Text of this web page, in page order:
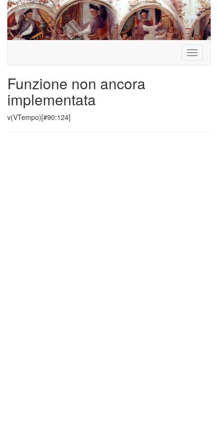
Toggle
Funzione non ancora
implementata
v(VTempo)[#90:124]